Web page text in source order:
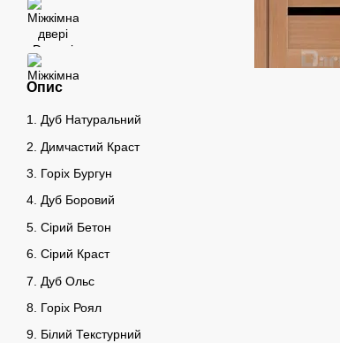
Опис
1. Дуб Натуральний
2. Димчастий Краст
3. Горіх Бургун
4. Дуб Боровий
5. Сірий Бетон
6. Сірий Краст
7. Дуб Ольс
8. Горіх Роял
9. Білий Текстурний